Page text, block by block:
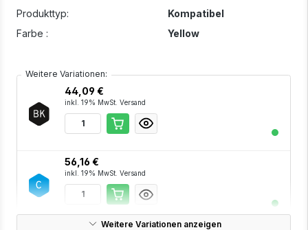
Produkttyp:
Kompatibel
Farbe :
Yellow
Weitere Variationen:
44,09 €
inkl. 19% MwSt. Versand
56,16 €
inkl. 19% MwSt. Versand
Weitere Variationen anzeigen